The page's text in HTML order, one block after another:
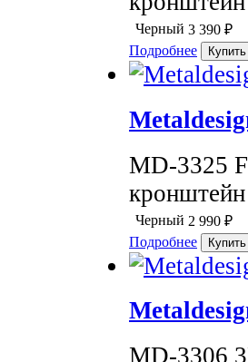
Черный 3 390 ₽
Подробнее
MD-3325
Черный 2 990 ₽
Подробнее
MD-3306